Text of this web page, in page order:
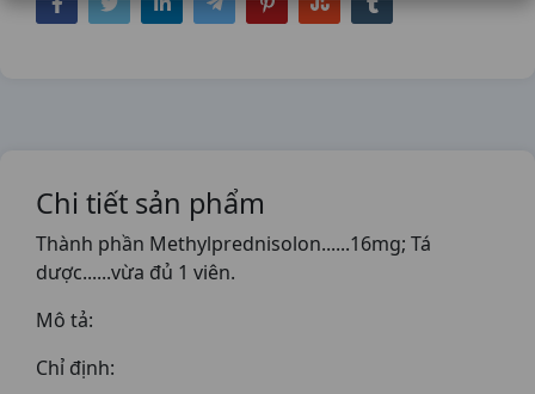
Chi tiết sản phẩm
Thành phần Methylprednisolon......16mg; Tá
dược......vừa đủ 1 viên.
Mô tả:
Chỉ định: